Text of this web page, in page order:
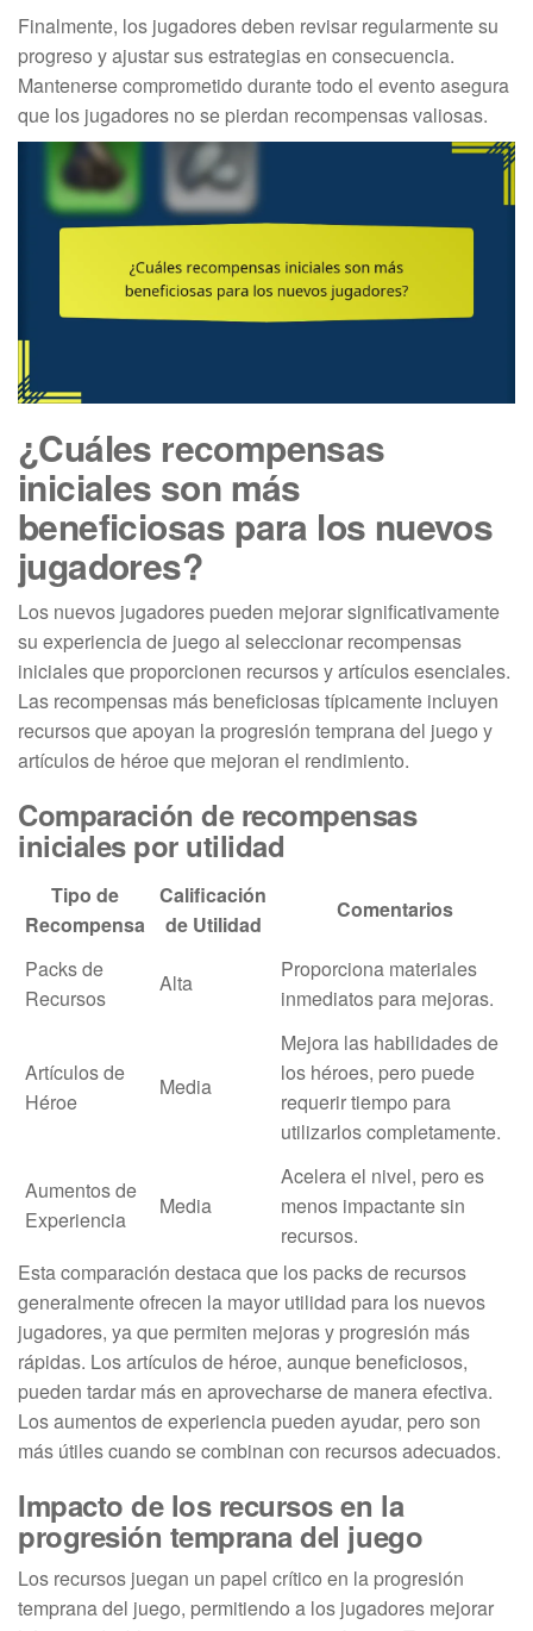
Finalmente, los jugadores deben revisar regularmente su
progreso y ajustar sus estrategias en consecuencia.
Mantenerse comprometido durante todo el evento asegura
que los jugadores no se pierdan recompensas valiosas.
¿Cuáles recompensas
iniciales son más
beneficiosas para los nuevos
jugadores?
Los nuevos jugadores pueden mejorar significativamente
su experiencia de juego al seleccionar recompensas
iniciales que proporcionen recursos y artículos esenciales.
Las recompensas más beneficiosas típicamente incluyen
recursos que apoyan la progresión temprana del juego y
artículos de héroe que mejoran el rendimiento.
Comparación de recompensas
iniciales por utilidad
Tipo de
Recompensa
Calificación
de Utilidad
Comentarios
Packs de
Recursos
Alta
Proporciona materiales
inmediatos para mejoras.
Artículos de
Héroe
Media
Mejora las habilidades de
los héroes, pero puede
requerir tiempo para
utilizarlos completamente.
Aumentos de
Experiencia
Media
Acelera el nivel, pero es
menos impactante sin
recursos.
Esta comparación destaca que los packs de recursos
generalmente ofrecen la mayor utilidad para los nuevos
jugadores, ya que permiten mejoras y progresión más
rápidas. Los artículos de héroe, aunque beneficiosos,
pueden tardar más en aprovecharse de manera efectiva.
Los aumentos de experiencia pueden ayudar, pero son
más útiles cuando se combinan con recursos adecuados.
Impacto de los recursos en la
progresión temprana del juego
Los recursos juegan un papel crítico en la progresión
temprana del juego, permitiendo a los jugadores mejorar